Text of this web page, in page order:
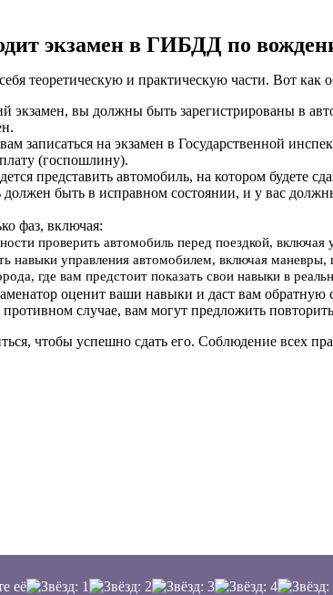
экзамен в ГИБДД по
теоретическую и практическую части. Вот как
экзамен, вы должны быть зарегистрированы в
записаться на экзамен в Государственной
(госпошлину).
представить автомобиль, на котором будете
быть в исправном состоянии, и у вас
фаз, включая:
проверить автомобиль перед поездкой,
навыки управления автомобилем, включая
где вам предстоит показать свои навыки в
оценит ваши навыки и даст вам
случае, вам могут предложить
чтобы успешно сдать его. Соблюдение всех
её